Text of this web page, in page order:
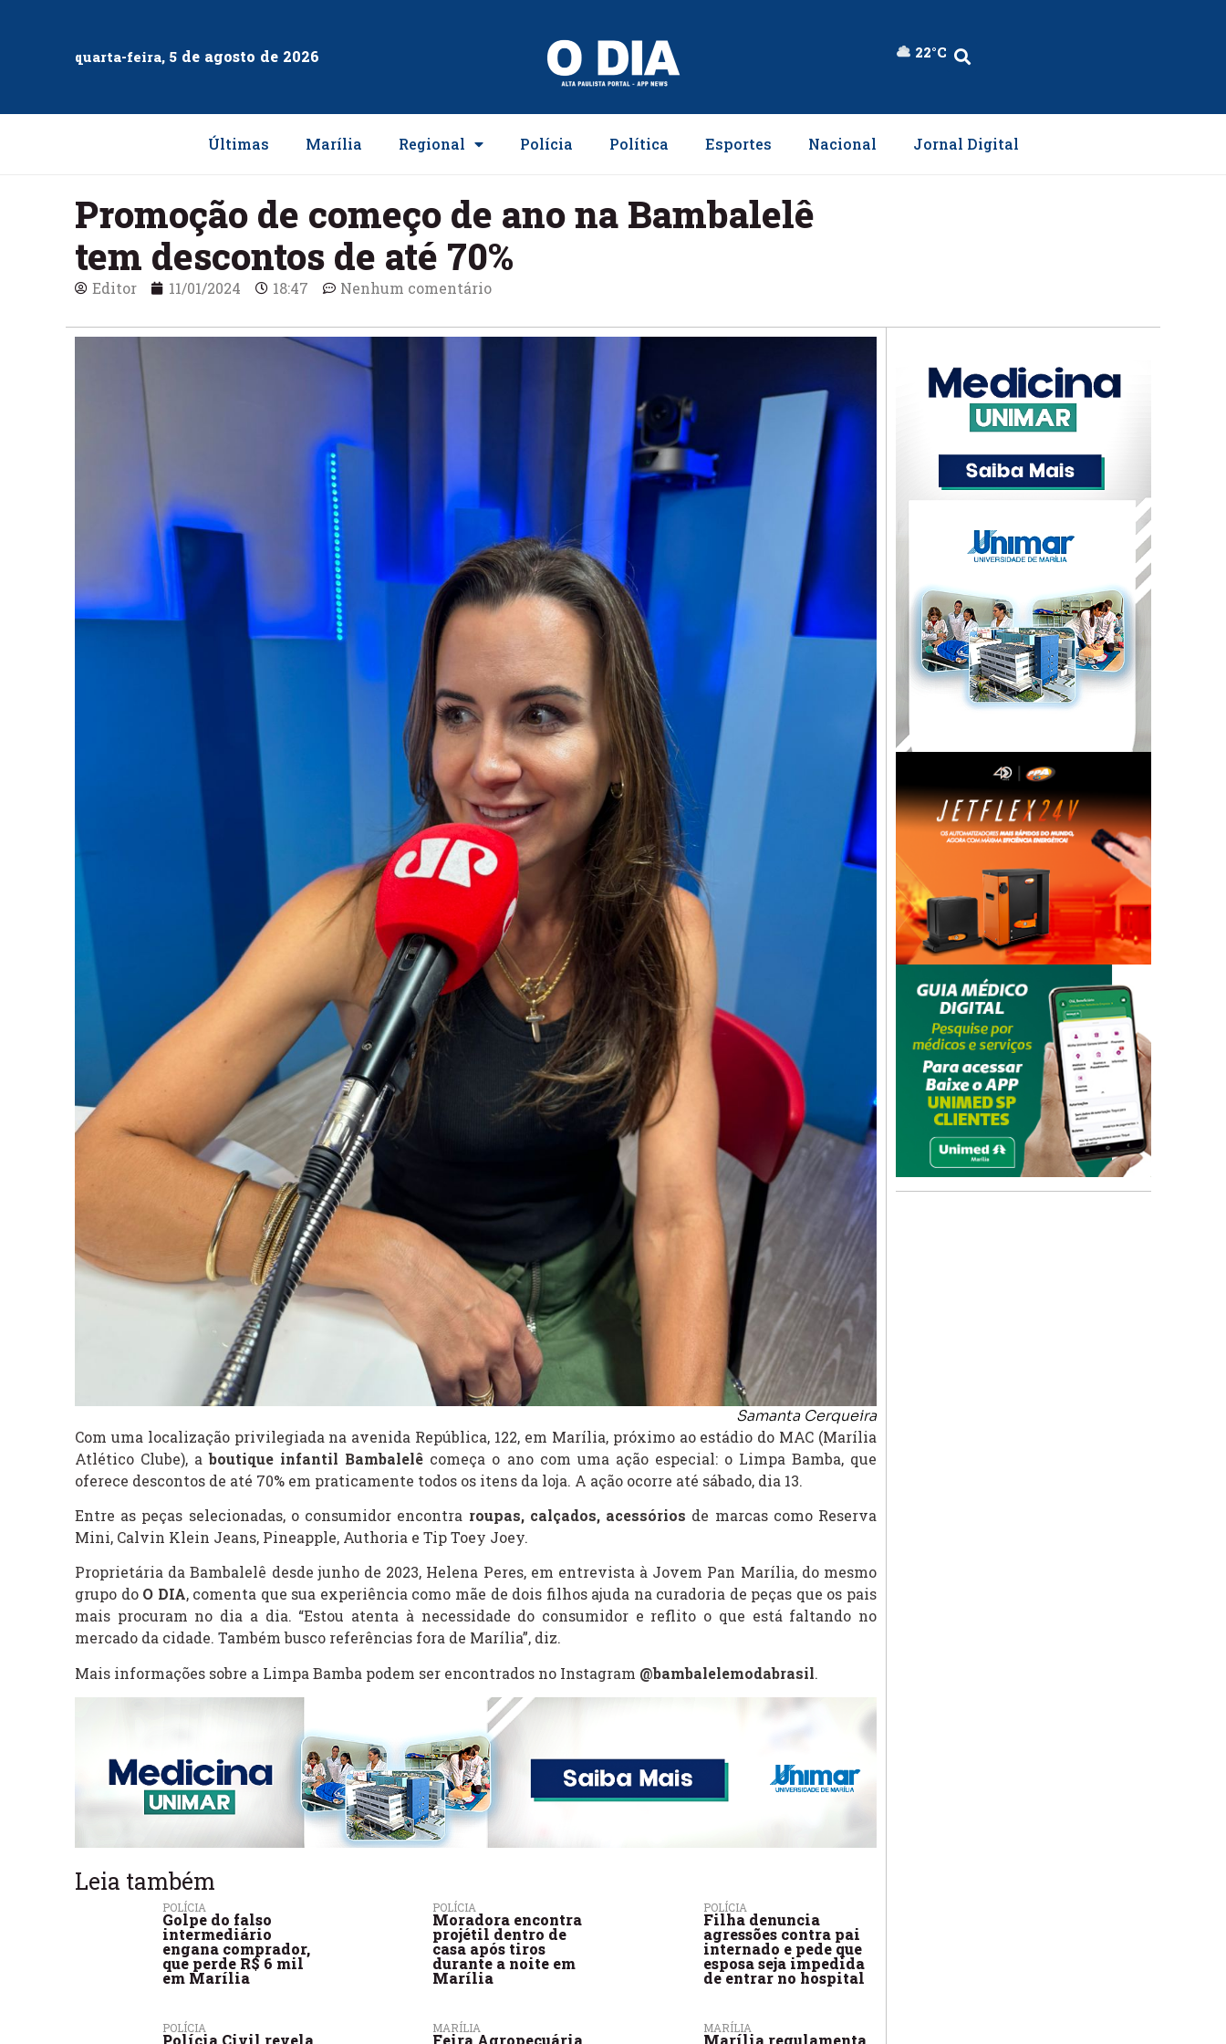
quarta-feira, 5 de agosto de 2026 22°C
Últimas Marília Regional Polícia Política Esportes Nacional Jornal Digital
Promoção de começo de ano na Bambalelê
tem descontos de até 70%
Editor 11/01/2024 18:47 Nenhum comentário
Samanta Cerqueira
Com uma localização privilegiada na avenida República, 122, em Marília, próximo ao estádio do MAC (Marília
Atlético Clube), aboutique infantil Bambalelê começa o ano com uma ação especial: o Limpa Bamba, que
oferece descontos de até 70% em praticamente todos os itens da loja. A ação ocorre até sábado, dia 13.
Entre as peças selecionadas, o consumidor encontra roupas, calçados, acessórios de marcas como Reserva
Mini, Calvin Klein Jeans, Pineapple, Authoria e Tip Toey Joey.
Proprietária da Bambalelê desde junho de 2023, Helena Peres, em entrevista à Jovem Pan Marília, do mesmo
grupo do O DIA, comenta que sua experiência como mãe de dois filhos ajuda na curadoria de peças que os pais
mais procuram no dia a dia. “Estou atenta à necessidade do consumidor e reflito o que está faltando no
mercado da cidade. Também busco referências fora de Marília”, diz.
Mais informações sobre a Limpa Bamba podem ser encontrados no Instagram @bambalelemodabrasil.
Leia também
POLÍCIA
Golpe do falso
intermediário
engana comprador,
que perde R$ 6 mil
em Marília
POLÍCIA
Moradora encontra
projétil dentro de
casa após tiros
durante a noite em
Marília
POLÍCIA
Filha denuncia
agressões contra pai
internado e pede que
esposa seja impedida
de entrar no hospital
POLÍCIA
Polícia Civil revela
MARÍLIA
Feira Agropecuária
MARÍLIA
Marília regulamenta